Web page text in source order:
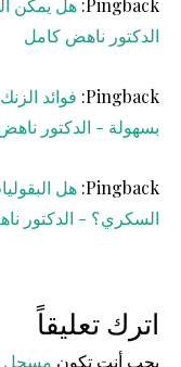
Pingback: هل يمكن
الدكتور ناهض كامل
Pingback: فوائد
بسهولة - الدكتور
Pingback: هل
السكري؟ - الدكتور
اترك تعليقاً
يجب أنت تكون مسجل